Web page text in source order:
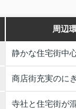
周辺
静かな住宅街中
商店街充実のに
寺社と住宅街が